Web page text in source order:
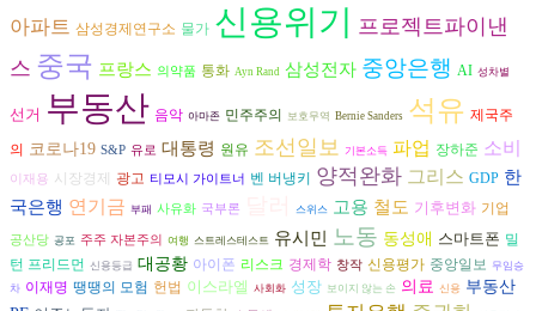
아파트 삼성경제연구소 물가 신용위기 프로젝트파이낸
스 중국 프랑스 의약품 통화 Ayn Rand 삼성전자 중앙은행 AI 성차별
선거 부동산 음악 아마존 민주주의 보호무역 Bernie Sanders 석유 제국주
의 코로나19 S&P 유로 대통령 원유 조선일보 기본소득 파업 장하준 소비
이재용 시장경제 광고 티모시 가이트너 벤 버냉키 양적완화 그리스 GDP 한
국은행 연기금 부패 사유화 국부론 스위스 고용 철도 기후변화 기업
공산당 공포 주주 자본주의 여행 스트레스테스트 유시민 노동 동성애 스마트폰 밀
턴 프리드먼 신용등급 대공황 아이폰 리스크 경제학 창작 신용평가 중앙일보 무임승
차 이재명 땡땡의 모험 헌법 이스라엘 사회화 성장 보이지 않는 손 의료 신용 부동산